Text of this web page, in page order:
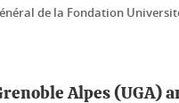
de la Fondation
Alpes (UGA)